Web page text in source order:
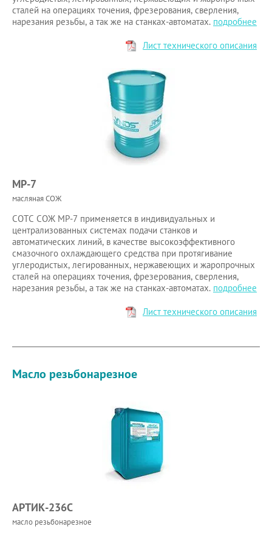
сталей на операциях точения, фрезерования, сверления,
нарезания резьбы, а так же на станках-автоматах. подробнее
Лист технического описания
МР-7
масляная СОЖ
СОТС СОЖ МР-7 применяется в индивидуальных и
централизованных системах подачи станков и
автоматических линий, в качестве высокоэффективного
смазочного охлаждающего средства при протягивание
углеродистых, легированных, нержавеющих и жаропрочных
сталей на операциях точения, фрезерования, сверления,
нарезания резьбы, а так же на станках-автоматах. подробнее
Лист технического описания
Масло резьбонарезное
АРТИК-236С
масло резьбонарезное